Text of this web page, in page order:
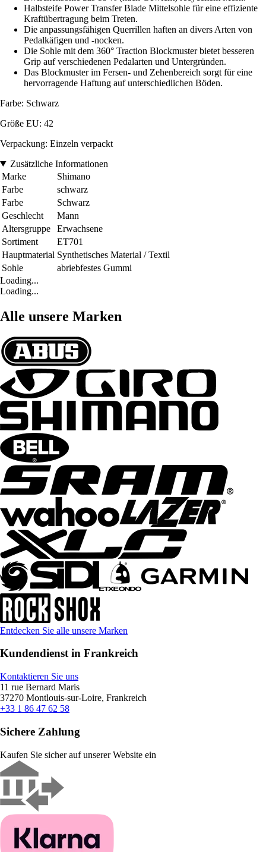
Halbsteife Power Transfer Blade Mittelsohle für eine effiziente
Kraftübertragung beim Treten.
Die anpassungsfähigen Querrillen haften an divers Arten von
Pedalkäfigen und -nocken.
Die Sohle mit dem 360° Traction Blockmuster bietet besseren
Grip auf verschiedenen Pedalarten und Untergründen.
Das Blockmuster im Fersen- und Zehenbereich sorgt für eine
hervorragende Haftung auf unterschiedlichen Böden.
Farbe: Schwarz
Größe EU: 42
Verpackung: Einzeln verpackt
Zusätzliche Informationen
Marke
Shimano
Farbe
schwarz
Farbe
Schwarz
Geschlecht
Mann
Altersgruppe
Erwachsene
Sortiment
ET701
Hauptmaterial Synthetisches Material / Textil
Sohle
abriebfestes Gummi
Loading...
Loading...
Alle unsere Marken
Entdecken Sie alle unsere Marken
Kundendienst in Frankreich
Kontaktieren Sie uns
11 rue Bernard Maris
37270 Montlouis-sur-Loire, Frankreich
+33 1 86 47 62 58
Sichere Zahlung
Kaufen Sie sicher auf unserer Website ein